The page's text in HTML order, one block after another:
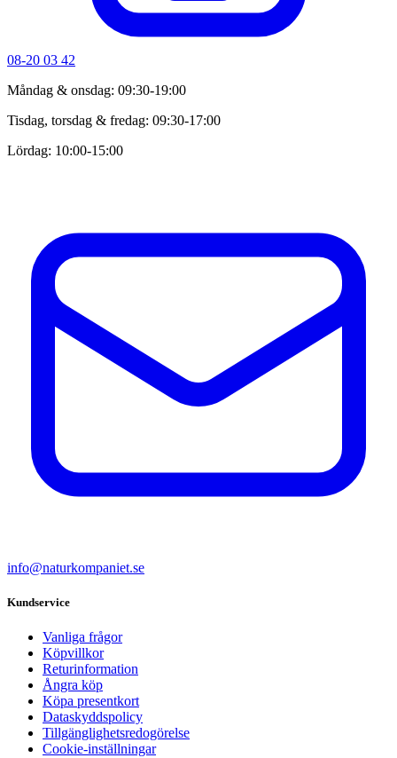
08-20 03 42
Måndag & onsdag: 09:30-19:00
Tisdag, torsdag & fredag: 09:30-17:00
Lördag: 10:00-15:00
info@naturkompaniet.se
Kundservice
Vanliga frågor
Köpvillkor
Returinformation
Ångra köp
Köpa presentkort
Dataskyddspolicy
Tillgänglighetsredogörelse
Cookie-inställningar